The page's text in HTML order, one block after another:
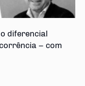
diferencial
– com